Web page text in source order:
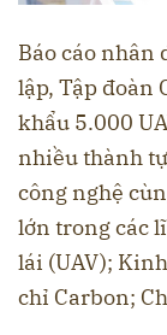
Báo cáo
lập, Tập đoàn
khẩu 5.000
nhiều thành
công nghệ
lớn trong các
lái (UAV);
chỉ Carbon;